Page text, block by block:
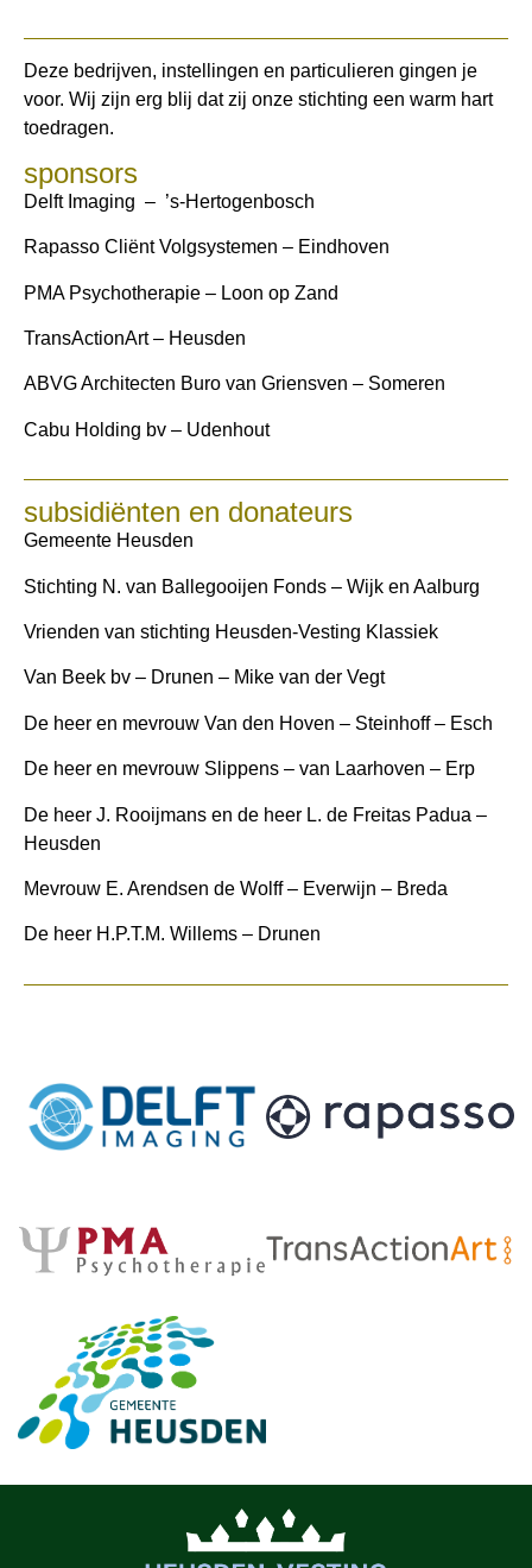
Deze bedrijven, instellingen en particulieren gingen je
voor. Wij zijn erg blij dat zij onze stichting een warm hart
toedragen.
sponsors
Delft Imaging – ’s-Hertogenbosch
Rapasso Cliënt Volgsystemen – Eindhoven
PMA Psychotherapie – Loon op Zand
TransActionArt – Heusden
ABVG Architecten Buro van Griensven – Someren
Cabu Holding bv – Udenhout
subsidiënten en donateurs
Gemeente Heusden
Stichting N. van Ballegooijen Fonds – Wijk en Aalburg
Vrienden van stichting Heusden-Vesting Klassiek
Van Beek bv – Drunen – Mike van der Vegt
De heer en mevrouw Van den Hoven – Steinhoff – Esch
De heer en mevrouw Slippens – van Laarhoven – Erp
De heer J. Rooijmans en de heer L. de Freitas Padua –
Heusden
Mevrouw E. Arendsen de Wolff – Everwijn – Breda
De heer H.P.T.M. Willems – Drunen